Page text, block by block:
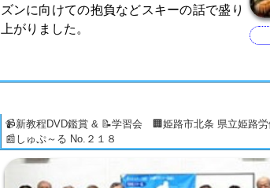
ズンに向けての抱負などスキーの話で盛り
上がりました。
📹新教程DVD鑑賞 & 📝学習会 🏢姫路市北条 県立姫
📰しゅぷ～る No.２１８